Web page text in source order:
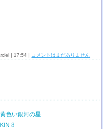
| 17:54 | コメントはまだありません
黄色い銀河の星
KIN 8